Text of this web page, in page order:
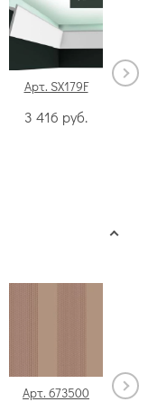
Арт. SX179F
3 416 руб.
Арт. 673500